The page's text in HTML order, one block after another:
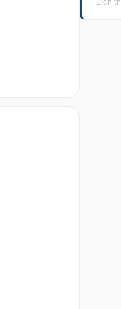
Lịch